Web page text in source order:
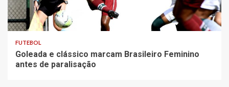
FUTEBOL
Goleada e clássico marcam Brasileiro Feminino
antes de paralisação